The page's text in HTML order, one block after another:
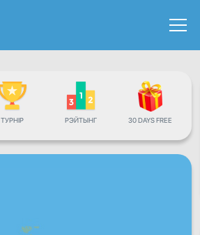
ТУРНІР РЭЙТЫНГ 30 DAYS FREE